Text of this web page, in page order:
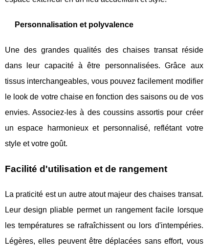
Personnalisation et polyvalence
Une des grandes qualités des chaises transat réside
dans leur capacité à être personnalisées. Grâce aux
tissus interchangeables, vous pouvez facilement modifier
le look de votre chaise en fonction des saisons ou de vos
envies. Associez-les à des coussins assortis pour créer
un espace harmonieux et personnalisé, reflétant votre
style et votre goût.
Facilité d'utilisation et de rangement
La praticité est un autre atout majeur des chaises transat.
Leur design pliable permet un rangement facile lorsque
les températures se rafraîchissent ou lors d'intempéries.
Légères, elles peuvent être déplacées sans effort, vous